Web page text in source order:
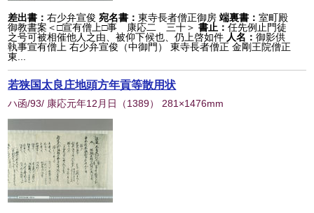
差出書：右少弁宣俊 宛名書：東寺長者僧正御房 端裏書：室町殿
御教書案＜□宣有僧上□事 康応二 三十＞ 書止：任先例止門徒
之号可被相催他人之由、被仰下候也、仍上啓如件 人名：御影供
執事宣有僧上 右少弁宣俊（中御門） 東寺長者僧正 金剛王院僧正
東...
若狭国太良庄地頭方年貢等散用状
ハ函/93/ 康応元年12月日 （1389） 281×1476mm